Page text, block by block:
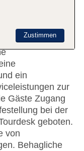
Uhr steht den
mit Tat und
ist 24 h am
ein
zur
Gäste Zugang
bei der
geboten.
von
Behagliche
Zustimmen